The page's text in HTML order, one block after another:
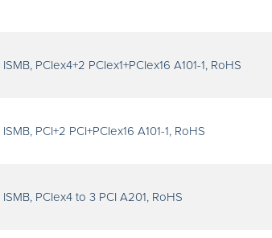
PCIex4+2 PCIex1+PCIex16 A101-1, RoHS
PCI+2 PCI+PCIex16 A101-1, RoHS
PCIex4 to 3 PCI A201, RoHS